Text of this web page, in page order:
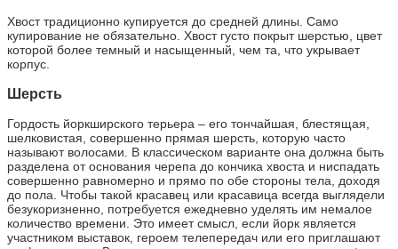
Хвост традиционно купируется до средней длины. Само
купирование не обязательно. Хвост густо покрыт шерстью, цвет
которой более темный и насыщенный, чем та, что укрывает
корпус.
Шерсть
Гордость йоркширского терьера – его тончайшая, блестящая,
шелковистая, совершенно прямая шерсть, которую часто
называют волосами. В классическом варианте она должна быть
разделена от основания черепа до кончика хвоста и ниспадать
совершенно равномерно и прямо по обе стороны тела, доходя
до пола. Чтобы такой красавец или красавица всегда выглядели
безукоризненно, потребуется ежедневно уделять им немалое
количество времени. Это имеет смысл, если йорк является
участником выставок, героем телепередач или его приглашают